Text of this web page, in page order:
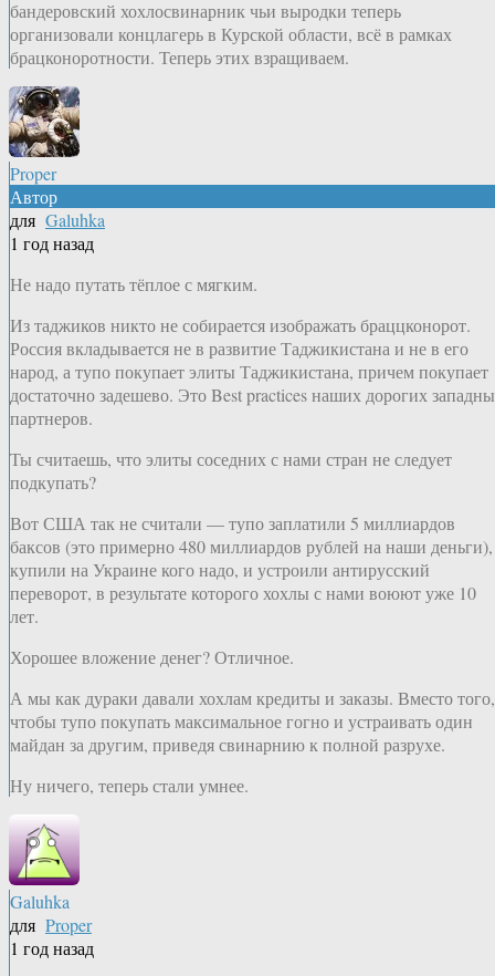
бандеровский хохлосвинарник чьи выродки теперь
организовали концлагерь в Курской области, всё в рамках
брацконоротности. Теперь этих взращиваем.
Proper
Автор
для Galuhka
1 год назад
Не надо путать тёплое с мягким.
Из таджиков никто не собирается изображать браццконорот.
Россия вкладывается не в развитие Таджикистана и не в его
народ, а тупо покупает элиты Таджикистана, причем покупает
достаточно задешево. Это Best practices наших дорогих
партнеров.
Ты считаешь, что элиты соседних с нами стран не следует
подкупать?
Вот США так не считали — тупо заплатили 5 миллиардов
баксов (это примерно 480 миллиардов рублей на наши деньги),
купили на Украине кого надо, и устроили антирусский
переворот, в результате которого хохлы с нами воюют уже 10
лет.
Хорошее вложение денег? Отличное.
А мы как дураки давали хохлам кредиты и заказы. Вместо того,
чтобы тупо покупать максимальное гогно и устраивать один
майдан за другим, приведя свинарнию к полной разрухе.
Ну ничего, теперь стали умнее.
Galuhka
для Proper
1 год назад